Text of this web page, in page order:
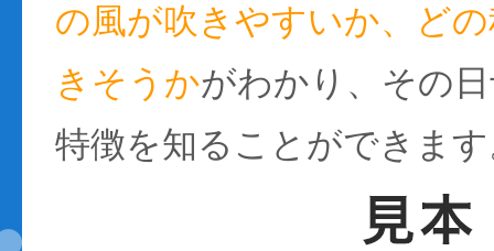
の風が吹きやすいか、ど
きそうかがわかり、その
特徴を知ることができま